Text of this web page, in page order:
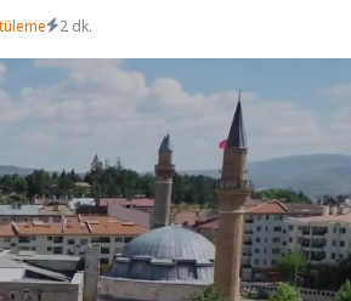
2 dk.